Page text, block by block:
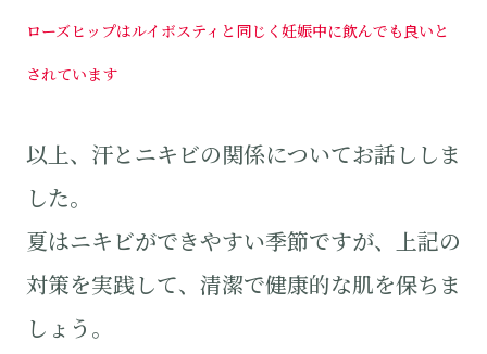
ローズヒップはルイボスティと同じく妊娠中に飲んでも良いと
されています
以上、汗とニキビの関係についてお話ししま
した。
夏はニキビができやすい季節ですが、上記の
対策を実践して、清潔で健康的な肌を保ちま
しょう。